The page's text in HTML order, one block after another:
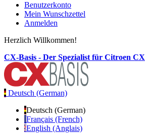
Benutzerkonto
Mein Wunschzettel
Anmelden
Herzlich Willkommen!
CX-Basis - Der Spezialist für Citroen CX
Deutsch (German)
Deutsch (German)
Français (French)
English (Anglais)